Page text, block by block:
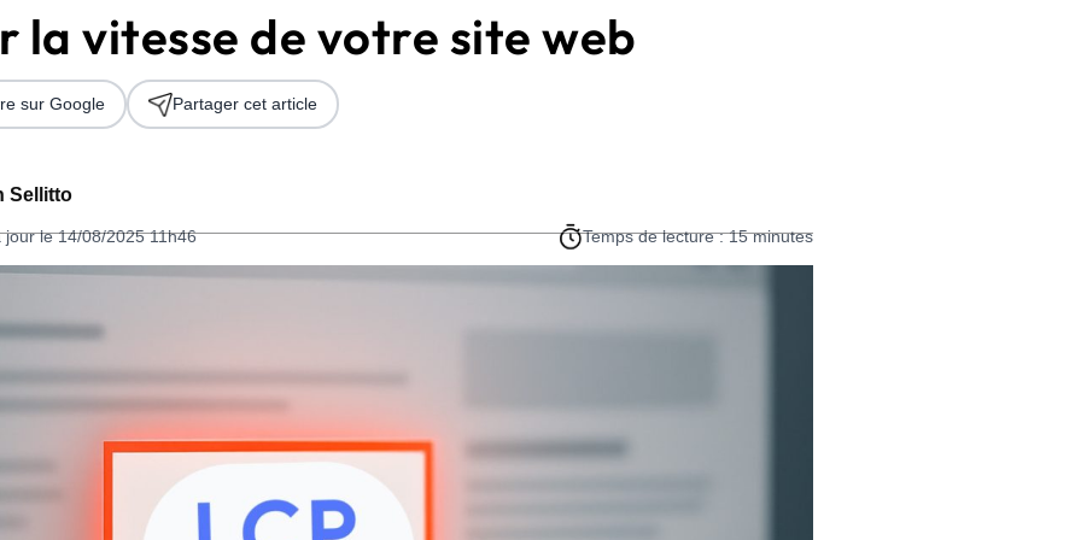
la vitesse de votre site web
Sellitto
jour le 14/08/2025 11h46 Temps de lecture : 15 minutes
sur Google Partager cet article